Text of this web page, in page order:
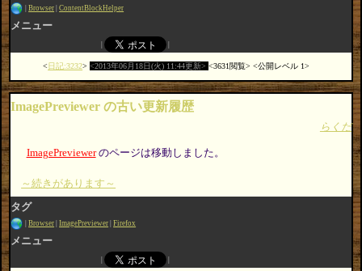
Browser ContentBlockHelper
メニュー
日記:3232 2013年06月18日(火) 11:44更新 3631閲覧 公開レベル 1
ImagePreviewer の古い更新履歴
らくだ
ImagePreviewerのページは移動しました。
～続きがあります～
タグ
Browser ImagePreviewer Firefox
メニュー